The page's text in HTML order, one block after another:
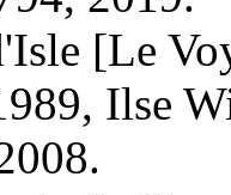
[Le
Ilse